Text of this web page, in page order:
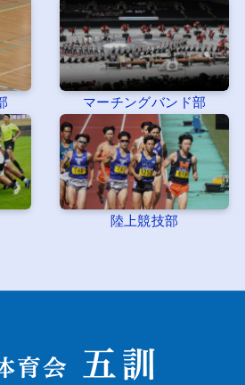
マーチングバンド部
陸上競技部